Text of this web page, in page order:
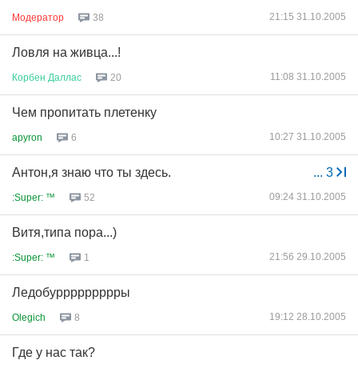
Модератор 38 21:15 31.10.2005
Ловля на живца...!
Корбен Даллас 20 11:08 31.10.2005
Чем пропитать плетенку
apyron 6 10:27 31.10.2005
... 3
Антон,я знаю что ты здесь.
:Super: ™ 52 09:24 31.10.2005
Витя,типа пора...)
:Super: ™ 1 21:56 29.10.2005
Ледобуррррррррры
Olegich 8 19:12 28.10.2005
Где у нас так?